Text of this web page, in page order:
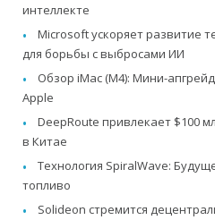
интеллекте
Microsoft ускоряет развитие
для борьбы с выбросами ИИ
Обзор iMac (M4): Мини-
Apple
DeepRoute привлекает $100
в Китае
Технология SpiralWave:
топливо
Solideon стремится